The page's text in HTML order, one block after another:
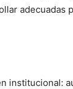
institucional: